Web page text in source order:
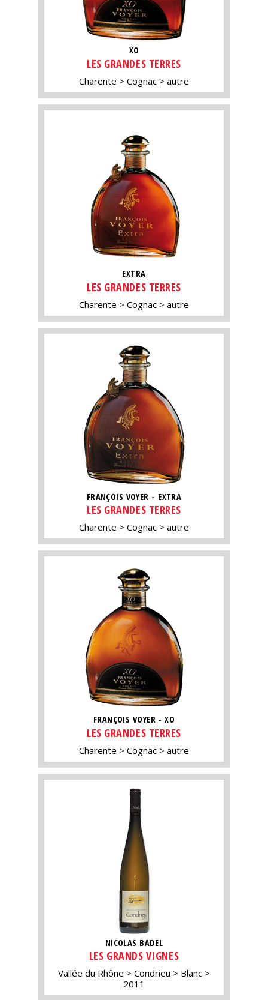
XO
LES GRANDES TERRES
Charente Cognac autre
EXTRA
LES GRANDES TERRES
Charente Cognac autre
FRANÇOIS VOYER - EXTRA
LES GRANDES TERRES
Charente Cognac autre
FRANÇOIS VOYER - XO
LES GRANDES TERRES
Charente Cognac autre
NICOLAS BADEL
LES GRANDS VIGNES
Vallée du Rhône Condrieu
Blanc
2011